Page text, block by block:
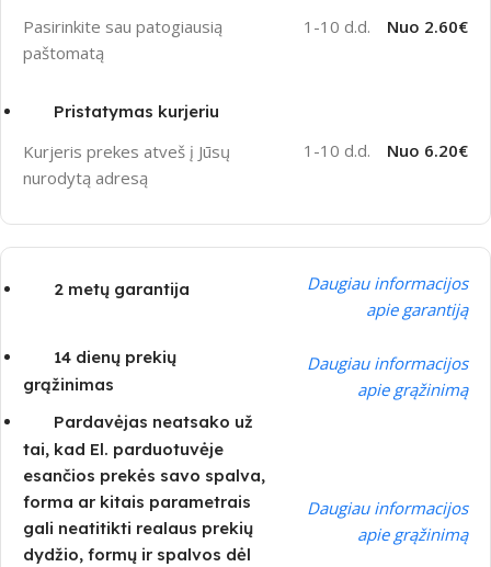
Pasirinkite sau patogiausią
paštomatą
1-10 d.d. Nuo 2.60€
Pristatymas kurjeriu
Kurjeris prekes atveš į Jūsų
nurodytą adresą
1-10 d.d. Nuo 6.20€
2 metų garantija
Daugiau informacijos
apie garantiją
14 dienų prekių
grąžinimas
Daugiau informacijos
apie grąžinimą
Pardavėjas neatsako už
tai, kad El. parduotuvėje
esančios prekės savo spalva,
forma ar kitais parametrais
gali neatitikti realaus prekių
dydžio, formų ir spalvos dėl
Daugiau informacijos
apie grąžinimą